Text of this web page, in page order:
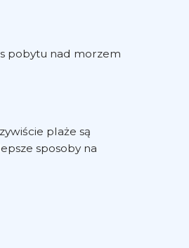
pobytu nad morzem
plaże są
sposoby na